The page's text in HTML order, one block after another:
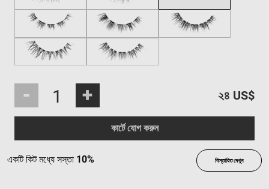
- + ২৪ US$
কার্টে যোগ করুন
একটি কিট মধ্যে সস্তা 10% বিস্তারিত দেখুন